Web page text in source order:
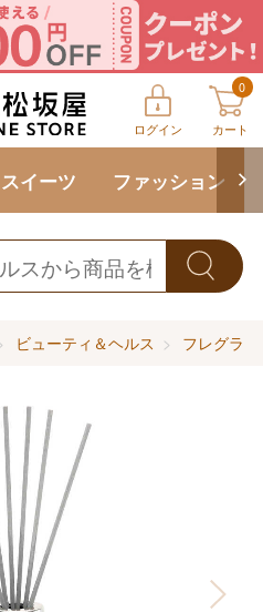
ログイン
0
カート
イーツ ファッション
ビューティ＆ヘルス フレグラ